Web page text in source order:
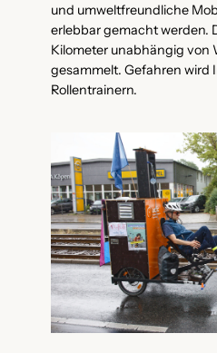
und umweltfreundliche
erlebbar gemacht werden.
Kilometer unabhängig von
gesammelt. Gefahren wird
Rollentrainern.